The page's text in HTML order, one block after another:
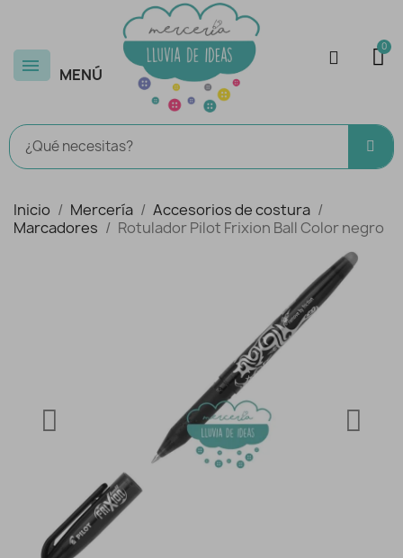
MENÚ
Inicio Mercería
Accesorios de costura
Marcadores
Rotulador Pilot Frixion Ball Color negro